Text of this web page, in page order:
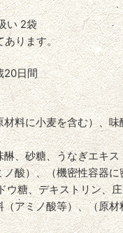
い 2袋
あります。
20日間
料に小麦を含む）、
、砂糖、うなぎエキス
酸）、（機密性容器
ウ糖、デキストリン、
アミノ酸等）、（原